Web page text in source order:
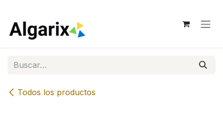
Todos los productos